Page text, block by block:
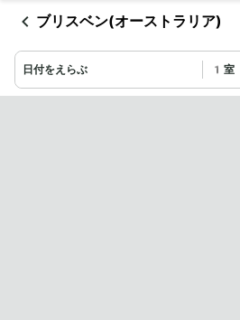
ブリスベン(オーストラリア)
日付をえらぶ 1